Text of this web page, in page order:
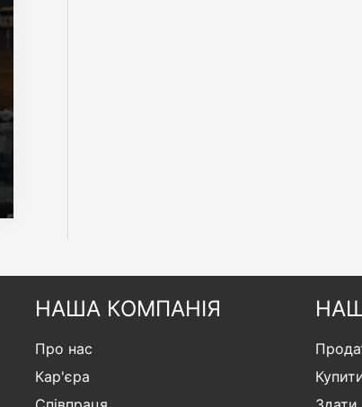
НАША КОМПАНІЯ
Про нас
Кар'єра